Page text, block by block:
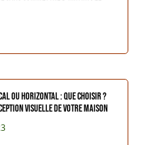
ou Horizontal : que Choisir ?
visuelle de votre maison